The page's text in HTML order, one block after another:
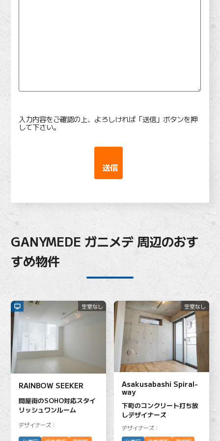
入力内容をご確認の上、よろしければ「送信」ボタンを押
して下さい。
GANYMEDE ガニメデ 周辺のおす
すめ物件
RAINBOW SEEKER
問屋街のSOHO対応スタイ
リッシュワンルーム
デザイナーズ：
空室なし
Asakusabashi Spiral-
way
下町のコンクリート打ち放
しデザイナーズ
デザイナーズ：
空室なし